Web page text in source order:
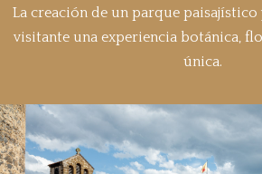
La creación de un parque
visitante una experiencia botánica,
única.